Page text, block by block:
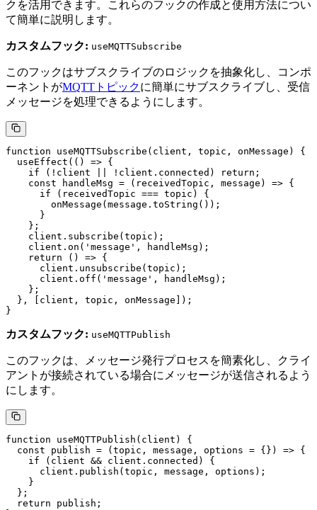
クを活用できます。これらのフックの作成と使用方法につい
て簡単に説明します。
カスタムフック: useMQTTSubscribe
このフックはサブスクライブのロジックを抽象化し、コンポ
ーネントがMQTTトピックに簡単にサブスクライブし、受信
メッセージを処理できるようにします。
function useMQTTSubscribe(client, topic, onMessage) {
  useEffect(() => {
    if (!client || !client.connected) return;
    const handleMsg = (receivedTopic, message) => {
      if (receivedTopic === topic) {
        onMessage(message.toString());
      }
    };
    client.subscribe(topic);
    client.on('message', handleMsg);
    return () => {
      client.unsubscribe(topic);
      client.off('message', handleMsg);
    };
  }, [client, topic, onMessage]);
カスタムフック: useMQTTPublish
このフックは、メッセージ発行プロセスを簡素化し、クライ
アントが接続されている場合にメッセージが送信されるよう
にします。
function useMQTTPublish(client) {
  const publish = (topic, message, options = {}) => {
    if (client && client.connected) {
      client.publish(topic, message, options);
    }
  };
  return publish;